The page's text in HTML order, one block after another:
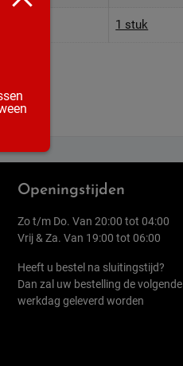
1 stuk
Openingstijden
Zo t/m Do. Van 20:00 tot 04:00
Vrij & Za. Van 19:00 tot 06:00
Heeft u bestel na sluitingstijd?
Dan zal uw bestelling de volgende
werkdag geleverd worden